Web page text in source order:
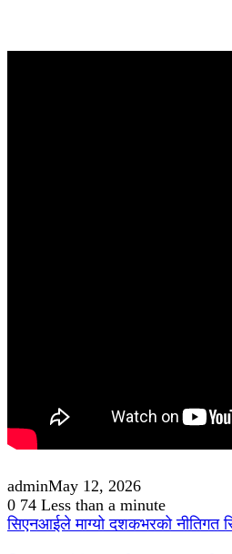
adminMay 12, 2026
0 74 Less than a minute
सिएनआईले माग्यो दशकभरको नीतिगत